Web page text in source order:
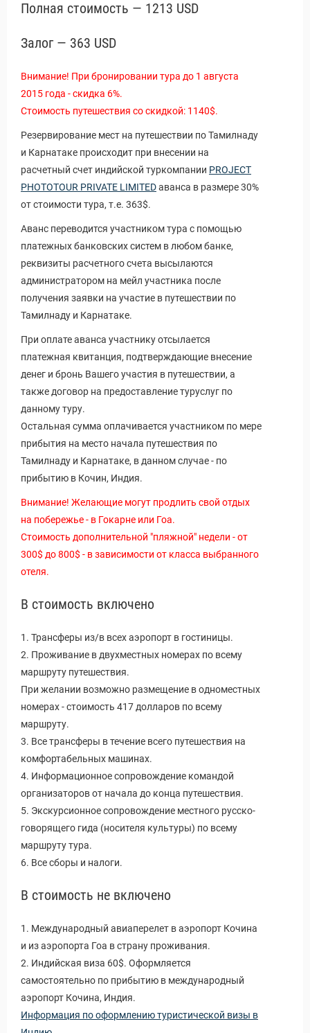
Полная стоимость — 1213 USD
Залог — 363 USD
Внимание! При бронировании тура до 1 августа
2015 года - скидка 6%.
Стоимость путешествия со скидкой: 1140$.
Резервирование мест на путешествии по Тамилнаду
и Карнатаке происходит при внесении на
расчетный счет индийской туркомпании PROJECT
PHOTOTOUR PRIVATE LIMITEDаванса в размере 30%
от стоимости тура, т.е. 363$.
Аванс переводится участником тура с помощью
платежных банковских систем в любом банке,
реквизиты расчетного счета высылаются
администратором на мейл участника после
получения заявки на участие в путешествии по
Тамилнаду и Карнатаке.
При оплате аванса участнику отсылается
платежная квитанция, подтверждающие внесение
денег и бронь Вашего участия в путешествии, а
также договор на предоставление туруслуг по
данному туру.
Остальная сумма оплачивается участником по мере
прибытия на место начала путешествия по
Тамилнаду и Карнатаке, в данном случае - по
прибытию в Кочин, Индия.
Внимание! Желающие могут продлить свой отдых
на побережье - в Гокарне или Гоа.
Стоимость дополнительной "пляжной" недели - от
300$ до 800$ - в зависимости от класса выбранного
отеля.
В стоимость включено
1. Трансферы из/в всех аэропорт в гостиницы.
2. Проживание в двухместных номерах по всему
маршруту путешествия.
При желании возможно размещение в одноместных
номерах - стоимость 417 долларов по всему
маршруту.
3. Все трансферы в течение всего путешествия на
комфортабельных машинах.
4. Информационное сопровождение командой
организаторов от начала до конца путешествия.
5. Экскурсионное сопровождение местного русско-
говорящего гида (носителя культуры) по всему
маршруту тура.
6. Все сборы и налоги.
В стоимость не включено
1. Международный авиаперелет в аэропорт Кочина
и из аэропорта Гоа в страну проживания.
2. Индийская виза 60$. Оформляется
самостоятельно по прибытию в международный
аэропорт Кочина, Индия.
Информация по оформлению туристической визы в